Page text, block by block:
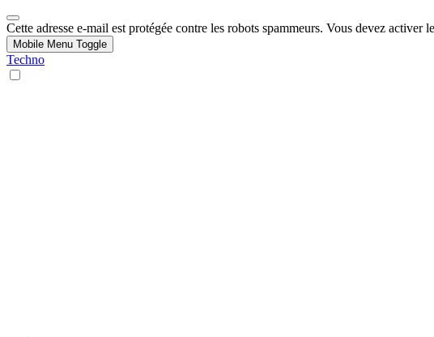
Cette adresse e-mail est protégée contre les robots spammeurs. Vous devez activer
Mobile Menu Toggle
Techno